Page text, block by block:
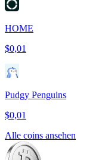
HOME
$0,01
Pudgy Penguins
$0,01
Alle coins ansehen